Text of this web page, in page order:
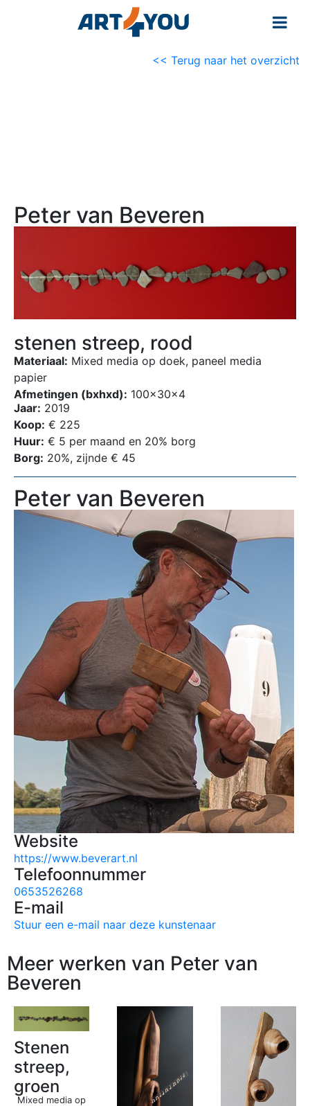
<< Terug naar het overzicht
Peter van Beveren
stenen streep, rood
Materiaal: Mixed media op doek, paneel media
papier
Afmetingen (bxhxd): 100x30x4
Jaar: 2019
Koop: € 225
Huur: € 5 per maand en 20% borg
Borg: 20%, zijnde € 45
Peter van Beveren
Website
https://www.beverart.nl
Telefoonnummer
0653526268
E-mail
Stuur een e-mail naar deze kunstenaar
Meer werken van Peter van
Beveren
Stenen
streep,
groen
Mixed media op